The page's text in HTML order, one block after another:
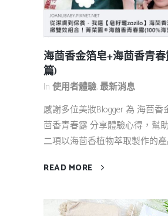
海茴香金箔皂+海茴香青
篇)
In 使用者體驗,最新消息
感謝多位美妝Blogger 為 海茴香
茴香青春露 分享體驗心得，幫
二項以海茴香植物萃取製作的產
READ MORE